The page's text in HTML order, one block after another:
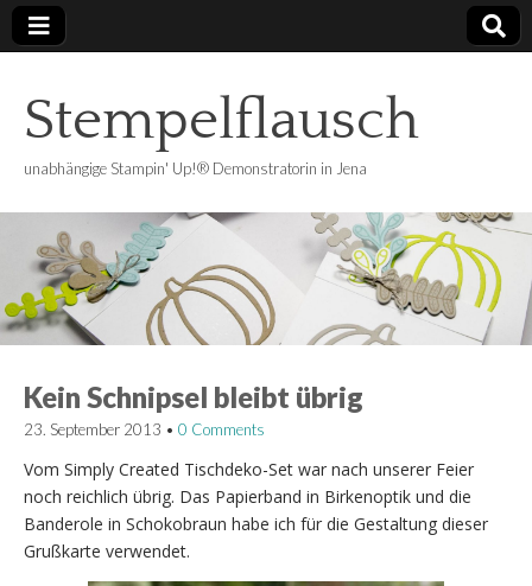
Stempelflausch
unabhängige Stampin' Up!® Demonstratorin in Jena
Kein Schnipsel bleibt übrig
23. September 2013 • 0 Comments
Vom Simply Created Tischdeko-Set war nach unserer Feier
noch reichlich übrig. Das Papierband in Birkenoptik und die
Banderole in Schokobraun habe ich für die Gestaltung dieser
Grußkarte verwendet.